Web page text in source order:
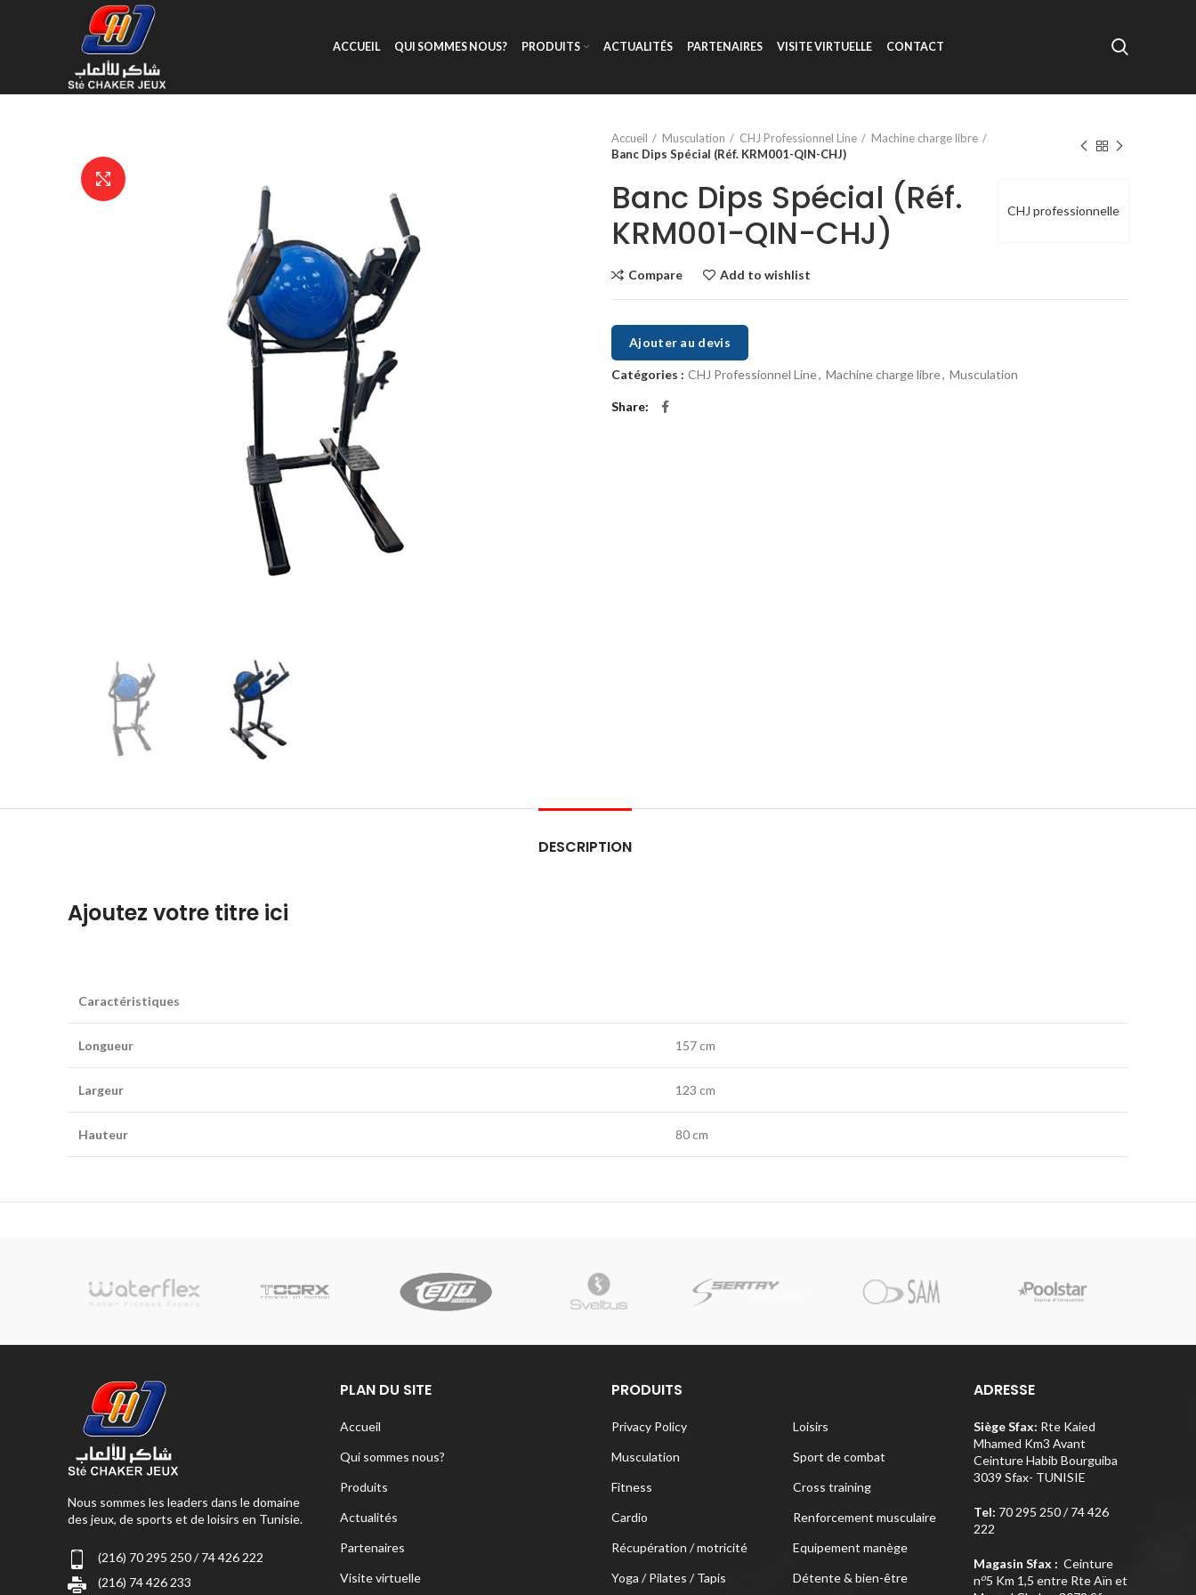
ACCUEIL QUI SOMMES NOUS? PRODUITS ACTUALITÉS PARTENAIRES VISITE VIRTUELLE CONTACT
Accueil Musculation CHJ Professionnel Line
Machine charge libre
Banc Dips Spécial (Réf. KRM001-QIN-CHJ)
CHJ professionnelle
Banc Dips Spécial (Réf.
KRM001-QIN-CHJ)
Compare Add to wishlist
Ajouter au devis
Catégories : CHJ Professionnel Line, Machine charge libre, Musculation
Share
DESCRIPTION
Ajoutez votre titre ici
Caractéristiques
Longueur 157 cm
Largeur 123 cm
Hauteur 80 cm
Nous sommes les leaders dans le domaine
des jeux, de sports et de loisirs en Tunisie.
(216) 70 295 250 / 74 426 222
(216) 74 426 233
PLAN DU SITE
Accueil
Qui sommes nous?
Produits
Actualités
Partenaires
Visite virtuelle
PRODUITS
Privacy Policy
Musculation
Fitness
Cardio
Récupération / motricité
Yoga / Pilates / Tapis
Loisirs
Sport de combat
Cross training
Renforcement musculaire
Equipement manège
Détente & bien-être
ADRESSE
Siège Sfax: Rte Kaied
Mhamed Km3 Avant
Ceinture Habib Bourguiba
3039 Sfax- TUNISIE
Tel: 70 295 250 / 74 426
222
Magasin Sfax : Ceinture
no5 Km 1,5 entre Rte Aïn et